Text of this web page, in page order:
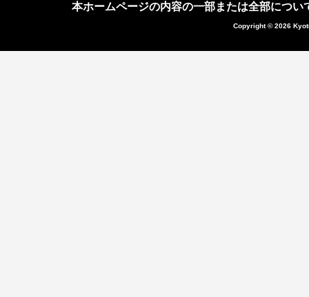
本ホームページの内容の一部または全部につ
Copyright © 2026